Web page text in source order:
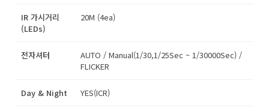
IR 가시거리
(LEDs)
20M (4ea)
전자셔터
AUTO / Manual(1/30,1/25Sec ~ 1/30000Sec) /
FLICKER
Day & Night YES(ICR)